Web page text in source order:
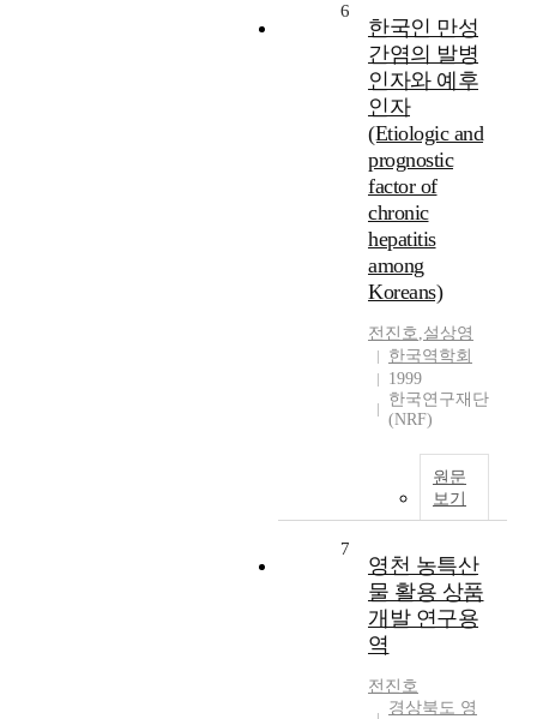
6
한국인 만성
간염의 발병
인자와 예후
인자
(Etiologic and
prognostic
factor of
chronic
hepatitis
among
Koreans)
전진호,설상영
한국역학회
1999
한국연구재단
(NRF)
원문
보기
7
영천 농특산
물 활용 상품
개발 연구용
역
전진호
경상북도 영